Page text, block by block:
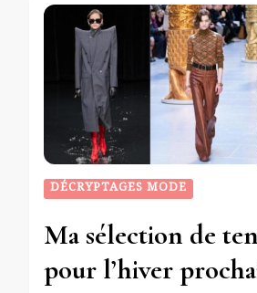
DÉCRYPTAGES MODE
Ma sélection de
pour l’hiver